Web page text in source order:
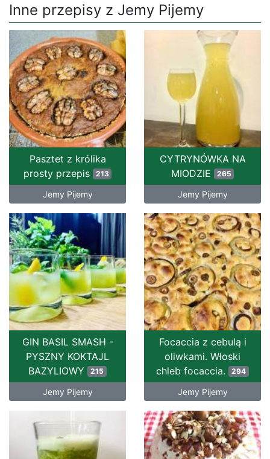
Inne przepisy z Jemy Pijemy
Pasztet z królika
prosty przepis
213
Jemy Pijemy
CYTRYNÓWKA NA
MIODZIE
265
Jemy Pijemy
GIN BASIL SMASH -
PYSZNY KOKTAJL
BAZYLIOWY 215
Jemy Pijemy
Focaccia z cebulą i
oliwkami. Włoski
chleb focaccia. 294
Jemy Pijemy